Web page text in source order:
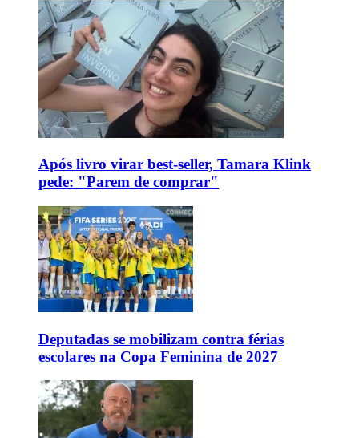
Após livro virar best-seller, Tamara Klink
pede: "Parem de comprar"
Deputadas se mobilizam contra férias
escolares na Copa Feminina de 2027